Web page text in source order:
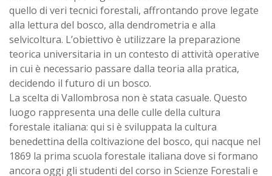
quello di veri tecnici forestali, affrontando prove legate
alla lettura del bosco, alla dendrometria e alla
selvicoltura. L’obiettivo è utilizzare la preparazione
teorica universitaria in un contesto di attività operative
in cui è necessario passare dalla teoria alla pratica,
decidendo il futuro di un bosco.
La scelta di Vallombrosa non è stata casuale. Questo
luogo rappresenta una delle culle della cultura
forestale italiana: qui si è sviluppata la cultura
benedettina della coltivazione del bosco, qui nacque nel
1869 la prima scuola forestale italiana dove si formano
ancora oggi gli studenti del corso in Scienze Forestali e